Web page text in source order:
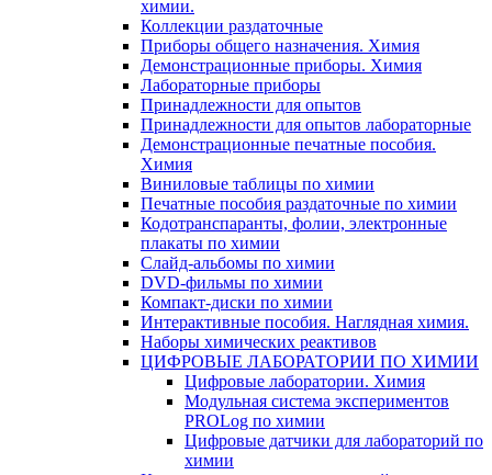
химии.
Коллекции раздаточные
Приборы общего назначения. Химия
Демонстрационные приборы. Химия
Лабораторные приборы
Принадлежности для опытов
Принадлежности для опытов лабораторные
Демонстрационные печатные пособия.
Химия
Виниловые таблицы по химии
Печатные пособия раздаточные по химии
Кодотранспаранты, фолии, электронные
плакаты по химии
Слайд-альбомы по химии
DVD-фильмы по химии
Компакт-диски по химии
Интерактивные пособия. Наглядная химия.
Наборы химических реактивов
ЦИФРОВЫЕ ЛАБОРАТОРИИ ПО ХИМИИ
Цифровые лаборатории. Химия
Модульная система экспериментов
PROLog по химии
Цифровые датчики для лабораторий по
химии